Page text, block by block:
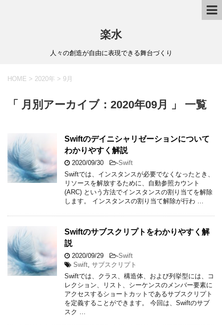
楽水
人々の創造が自由に表現できる舞台づくり
HOME > 2020年 > 9月
「 月別アーカイブ：2020年09月 」 一覧
Swiftのデイニシャリゼーションについて
わかりやすく解説
2020/09/30 -Swift
Swiftでは、インスタンスが必要でなくなったとき、
リソースを解放するために、自動参照カウント
(ARC) という方法でインスタンスの割り当てを解除
します。 インスタンスの割り当て解除が行わ …
Swiftのサブスクリプトをわかりやすく解
説
2020/09/29 -Swift
Swift サブスクリプト
Swiftでは、クラス、構造体、および列挙型には、コ
レクション、リスト、シーケンスのメンバー要素に
アクセスするショートカットであるサブスクリプト
を定義することができます。 今回は、Swiftのサブ
スク …